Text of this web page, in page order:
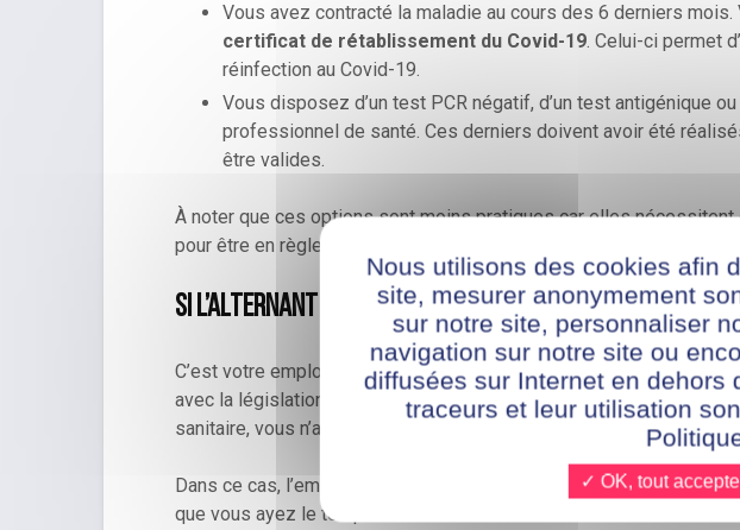
Vous avez contracté la maladie au cours des 6 derniers
certificat de rétablissement du Covid-19. Celui-ci permet
réinfection au Covid-19.
Vous disposez d’un test PCR négatif, d’un test antigénique
professionnel de santé. Ces derniers doivent avoir été
être valides.
À noter que ces options sont moins pratiques car elles
pour être en règle auprès de votre employeur.
Si l’alternant n’a pas de pass sanitaire que se passe-
C’est votre employeur (ou la personne désignée par celui-ci) qui
avec la législation. Si vous êtes alternant et que vous ne pouvez
sanitaire, vous n’aurez plus la possibilité d’exercer votre activité
Dans ce cas, l’employeur peut vous proposer de poser des jours
que vous ayez le temps d’effectuer un test ou de terminer votre
Nous utilisons des cookies afin
site, mesurer anonymement
sur notre site, personnaliser
navigation sur notre site ou
diffusées sur Internet en dehors
traceurs et leur utilisation
✓ OK, tout